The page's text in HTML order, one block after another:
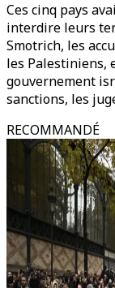
Ces cinq pays
interdire leurs
Smotrich, les
les Palestiniens,
gouvernement
sanctions, les
RECOMMANDÉ